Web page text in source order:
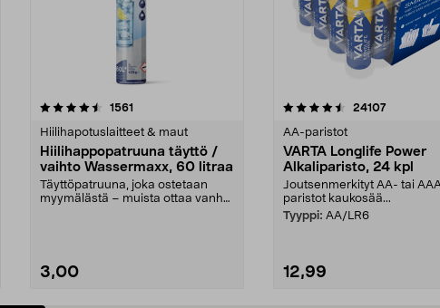
1561
Hiilihapotuslaitteet & maut
Hiilihappopatruuna täyttö /
vaihto Wassermaxx, 60 litraa
Täyttöpatruuna, joka ostetaan
myymälästä – muista ottaa vanha
3,00
4.5viidestä
24107arvostelut
AA-paristot
VARTA Longlife Power
Alkaliparisto, 24 kpl
Joutsenmerkityt AA- tai
paristot kaukosää...
Tyyppi: AA/LR6
12,99
4.5viidestä